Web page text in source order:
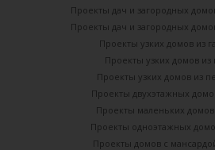
Проекты дач и загородных
Проекты дач и загородных
Проекты узких домов из
Проекты узких домов из
Проекты узких домов из
Проекты двухэтажных
Проекты маленьких домов
Проекты одноэтажных
Проекты домов с